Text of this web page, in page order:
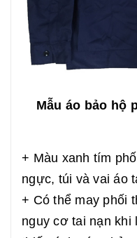
Mẫu áo bảo hộ
+ Màu xanh tím
ngực, túi và vai áo
+ Có thể may phối
nguy cơ tai nạn khi